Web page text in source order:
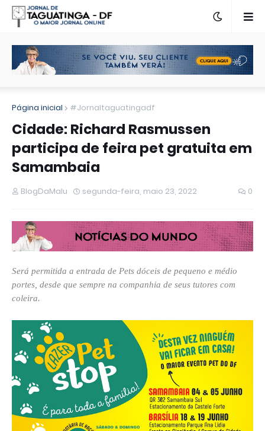
Página inicial #Jornaltaguatingadf
Cidade: Richard Rasmussen
participa de feira pet gratuita em
Samambaia
BlogDaMalu segunda-feira, maio 23, 2022 0
Será permitida a entrada de Pets dóceis de pequeno e médio
portes, desde que sempre na companhia de seus tutores com
coleira.